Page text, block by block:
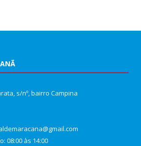
s/nº, bairro Campina
08:00 às 14:00